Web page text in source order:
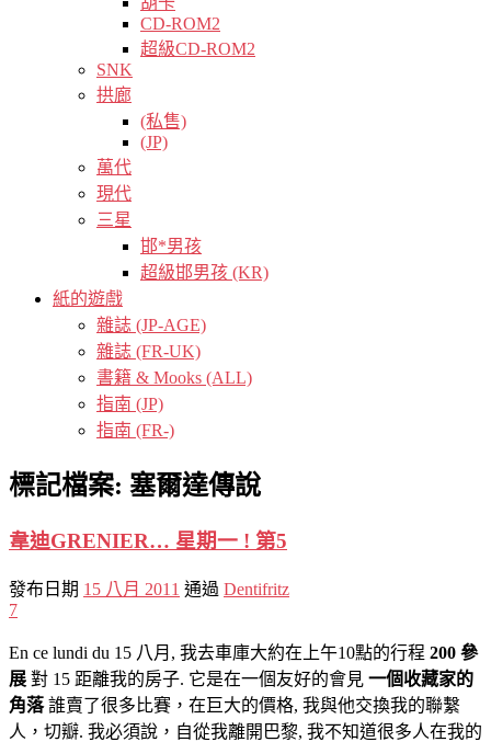
CD-ROM2
超級CD-ROM2
SNK
拱廊
(私售)
(JP)
萬代
現代
三星
邯*男孩
超級邯男孩 (KR)
紙的遊戲
雜誌 (JP-AGE)
雜誌 (FR-UK)
書籍 & Mooks (ALL)
指南 (JP)
指南 (FR-)
標記檔案: 塞爾達傳說
韋迪GRENIER… 星期一 ! 第5
發布日期 15 八月 2011 通過 Dentifritz
7
En ce lundi du 15 八月, 我去車庫大約在上午10點的行程 200 參
展 對 15 距離我的房子. 它是在一個友好的會見 一個收藏家的
角落誰賣了很多比賽，在巨大的價格, 我與他交換我的聯繫
人，切瓣. 我必須說，自從我離開巴黎, 我不知道很多人在我的